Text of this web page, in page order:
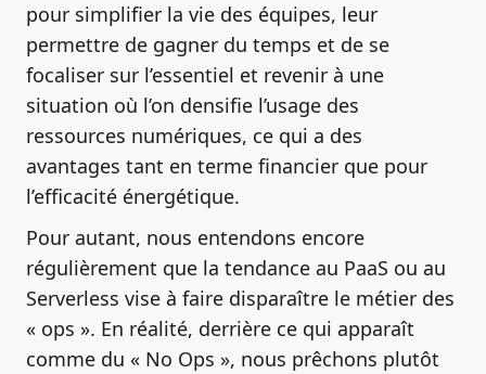
pour simplifier la vie des équipes, leur
permettre de gagner du temps et de se
focaliser sur l’essentiel et revenir à une
situation où l’on densifie l’usage des
ressources numériques, ce qui a des
avantages tant en terme financier que pour
l’efficacité énergétique.
Pour autant, nous entendons encore
régulièrement que la tendance au PaaS ou au
Serverless vise à faire disparaître le métier des
« ops ». En réalité, derrière ce qui apparaît
comme du « No Ops », nous prêchons plutôt